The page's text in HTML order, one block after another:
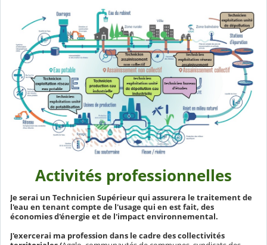
Activités professionnelles
Je serai un Technicien Supérieur qui assurera le traitement de
l'eau en tenant compte de l'usage qui en est fait, des
économies d'énergie et de l'impact environnemental.
J'exercerai ma profession dans le cadre des collectivités